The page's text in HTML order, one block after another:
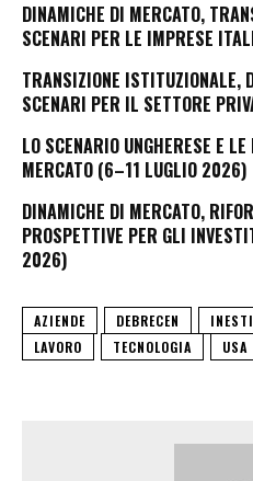
DINAMICHE DI MERCATO,
SCENARI PER LE IMPRESE
TRANSIZIONE ISTITUZIONALE,
SCENARI PER IL SETTORE
LO SCENARIO UNGHERESE E
MERCATO (6–11 LUGLIO 2026)
DINAMICHE DI MERCATO,
PROSPETTIVE PER GLI
2026)
AZIENDE DEBRECEN
LAVORO
TECNOLOGIA USA